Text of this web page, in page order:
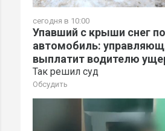
сегодня в 10:00
Упавший с крыши снег
автомобиль:
выплатит водителю
Так решил суд
Обсудить